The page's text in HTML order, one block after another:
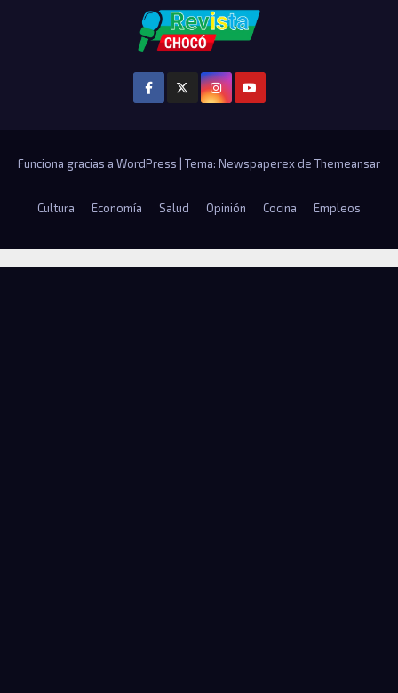
Funciona gracias a WordPress | Tema: Newspaperex de Themeansar
Cultura Economía Salud Opinión Cocina Empleos